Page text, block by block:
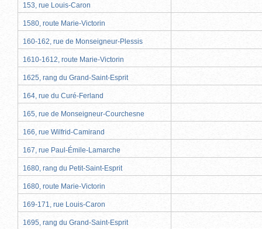
153, rue Louis-Caron
1580, route Marie-Victorin
160-162, rue de Monseigneur-Plessis
1610-1612, route Marie-Victorin
1625, rang du Grand-Saint-Esprit
164, rue du Curé-Ferland
165, rue de Monseigneur-Courchesne
166, rue Wilfrid-Camirand
167, rue Paul-Émile-Lamarche
1680, rang du Petit-Saint-Esprit
1680, route Marie-Victorin
169-171, rue Louis-Caron
1695, rang du Grand-Saint-Esprit